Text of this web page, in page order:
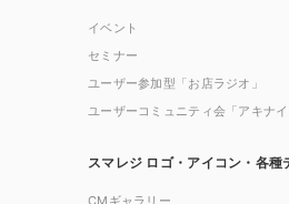
イベント
セミナー
ユーザー参加型「お店ラジオ」
ユーザーコミュニティ会「アキナイ
スマレジ ロゴ・アイコン・各種
CMギャラリー